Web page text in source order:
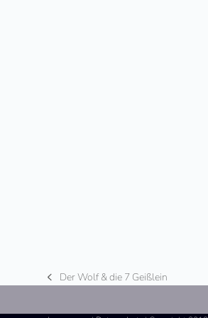
vorheriger
Der Wolf & die 7 Geißlein